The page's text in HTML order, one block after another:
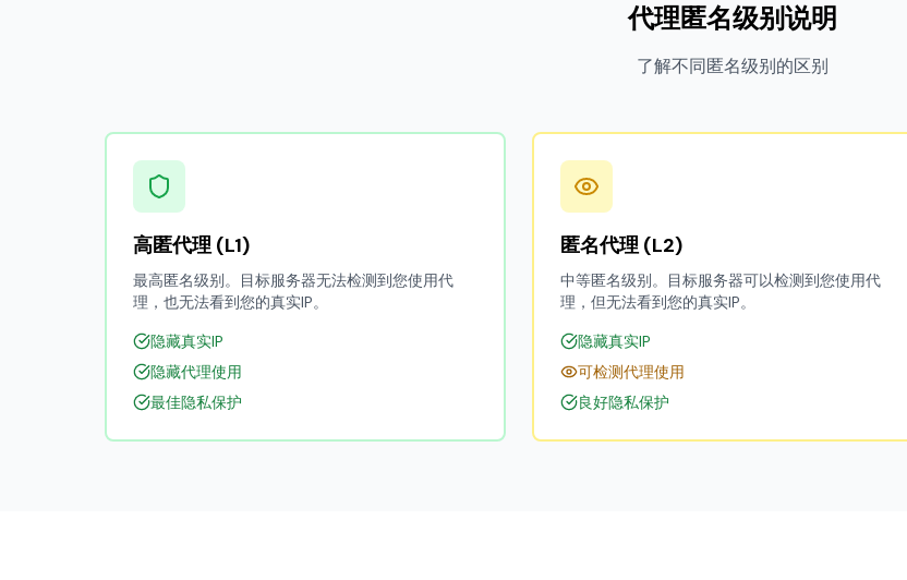
代理匿名级别说明
了解不同匿名级别的区别
高匿代理 (L1)
最高匿名级别。目标服务器无法检测到您使用代
理，也无法看到您的真实IP。
隐藏真实IP
隐藏代理使用
最佳隐私保护
匿名代理 (L2)
中等匿名级别。目标服务器可以检测到您使用代
理，但无法看到您的真实IP。
隐藏真实IP
可检测代理使用
良好隐私保护